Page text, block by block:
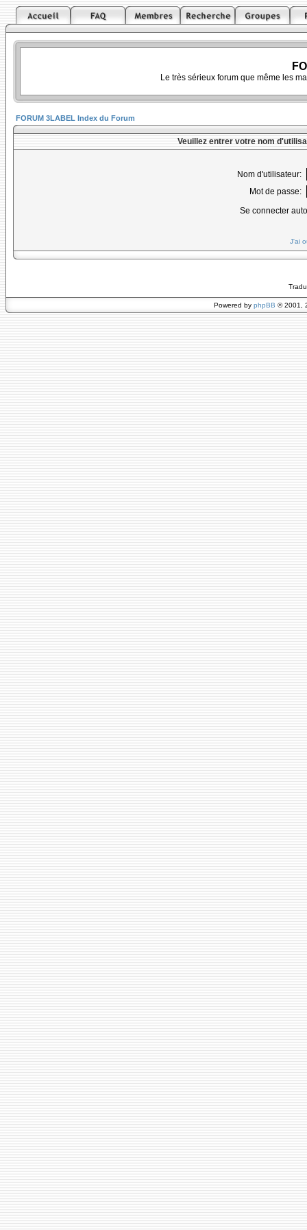
Le très sérieux forum que même les
FORUM 3LABEL Index du Forum
Veuillez entrer votre nom
Nom d'utilisateur:
Mot de passe:
Se connecter
J'ai
Powered by phpBB © 2001,